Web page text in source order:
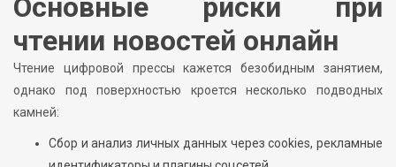
чтении новостей онлайн
Чтение цифровой прессы кажется безобидным занятием,
однако под поверхностью кроется несколько подводных
камней:
Сбор и анализ личных данных через cookies, рекламные